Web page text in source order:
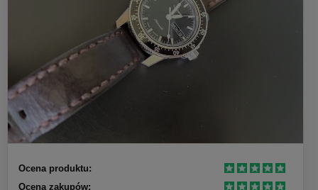
Ocena produktu:
Ocena zakupów: